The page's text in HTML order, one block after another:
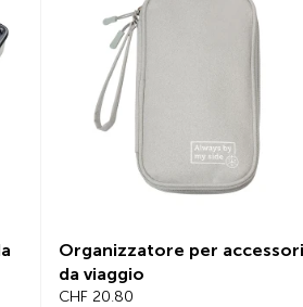
Organizzatore per accessori
da viaggio
CHF 20.80